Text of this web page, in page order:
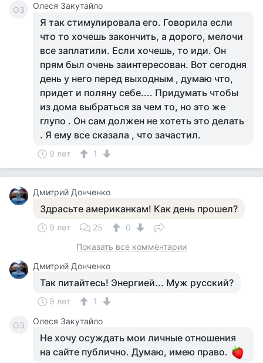
ОЗ Олеся Закутайло
Я так стимулировала его. Говорила если
что то хочешь закончить, а дорого, мелочи
все заплатили. Если хочешь, то иди. Он
прям был очень заинтересован. Вот сегодня
день у него перед выходным , думаю что,
придет и поляну себе.... Придумать чтобы
из дома выбраться за чем то, но это же
глупо . Он сам должен не хотеть это делать
. Я ему все сказала , что зачастил.
9 лет 1
Дмитрий Донченко
Здрасьте американкам! Как день прошел?
9 лет 25
0
Показать все комментарии
Дмитрий Донченко
Так питайтесь! Энергией... Муж русский?
9 лет 1
ОЗ Олеся Закутайло
Не хочу осуждать мои личные отношения
на сайте публично. Думаю, имею право.